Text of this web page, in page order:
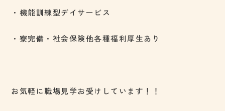
・機能訓練型デイサービス
・寮完備・社会保険他各種福利厚生あり
お気軽に職場見学お受けしています！！